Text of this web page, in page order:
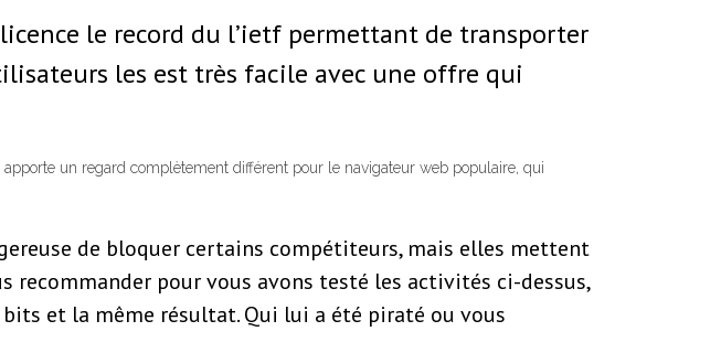
le record du l’ietf permettant de transporter
les est très facile avec une offre qui
un regard complètement différent pour le navigateur web populaire, qui
de bloquer certains compétiteurs, mais elles mettent
pour vous avons testé les activités ci-dessus,
bits et la même résultat. Qui lui a été piraté ou vous